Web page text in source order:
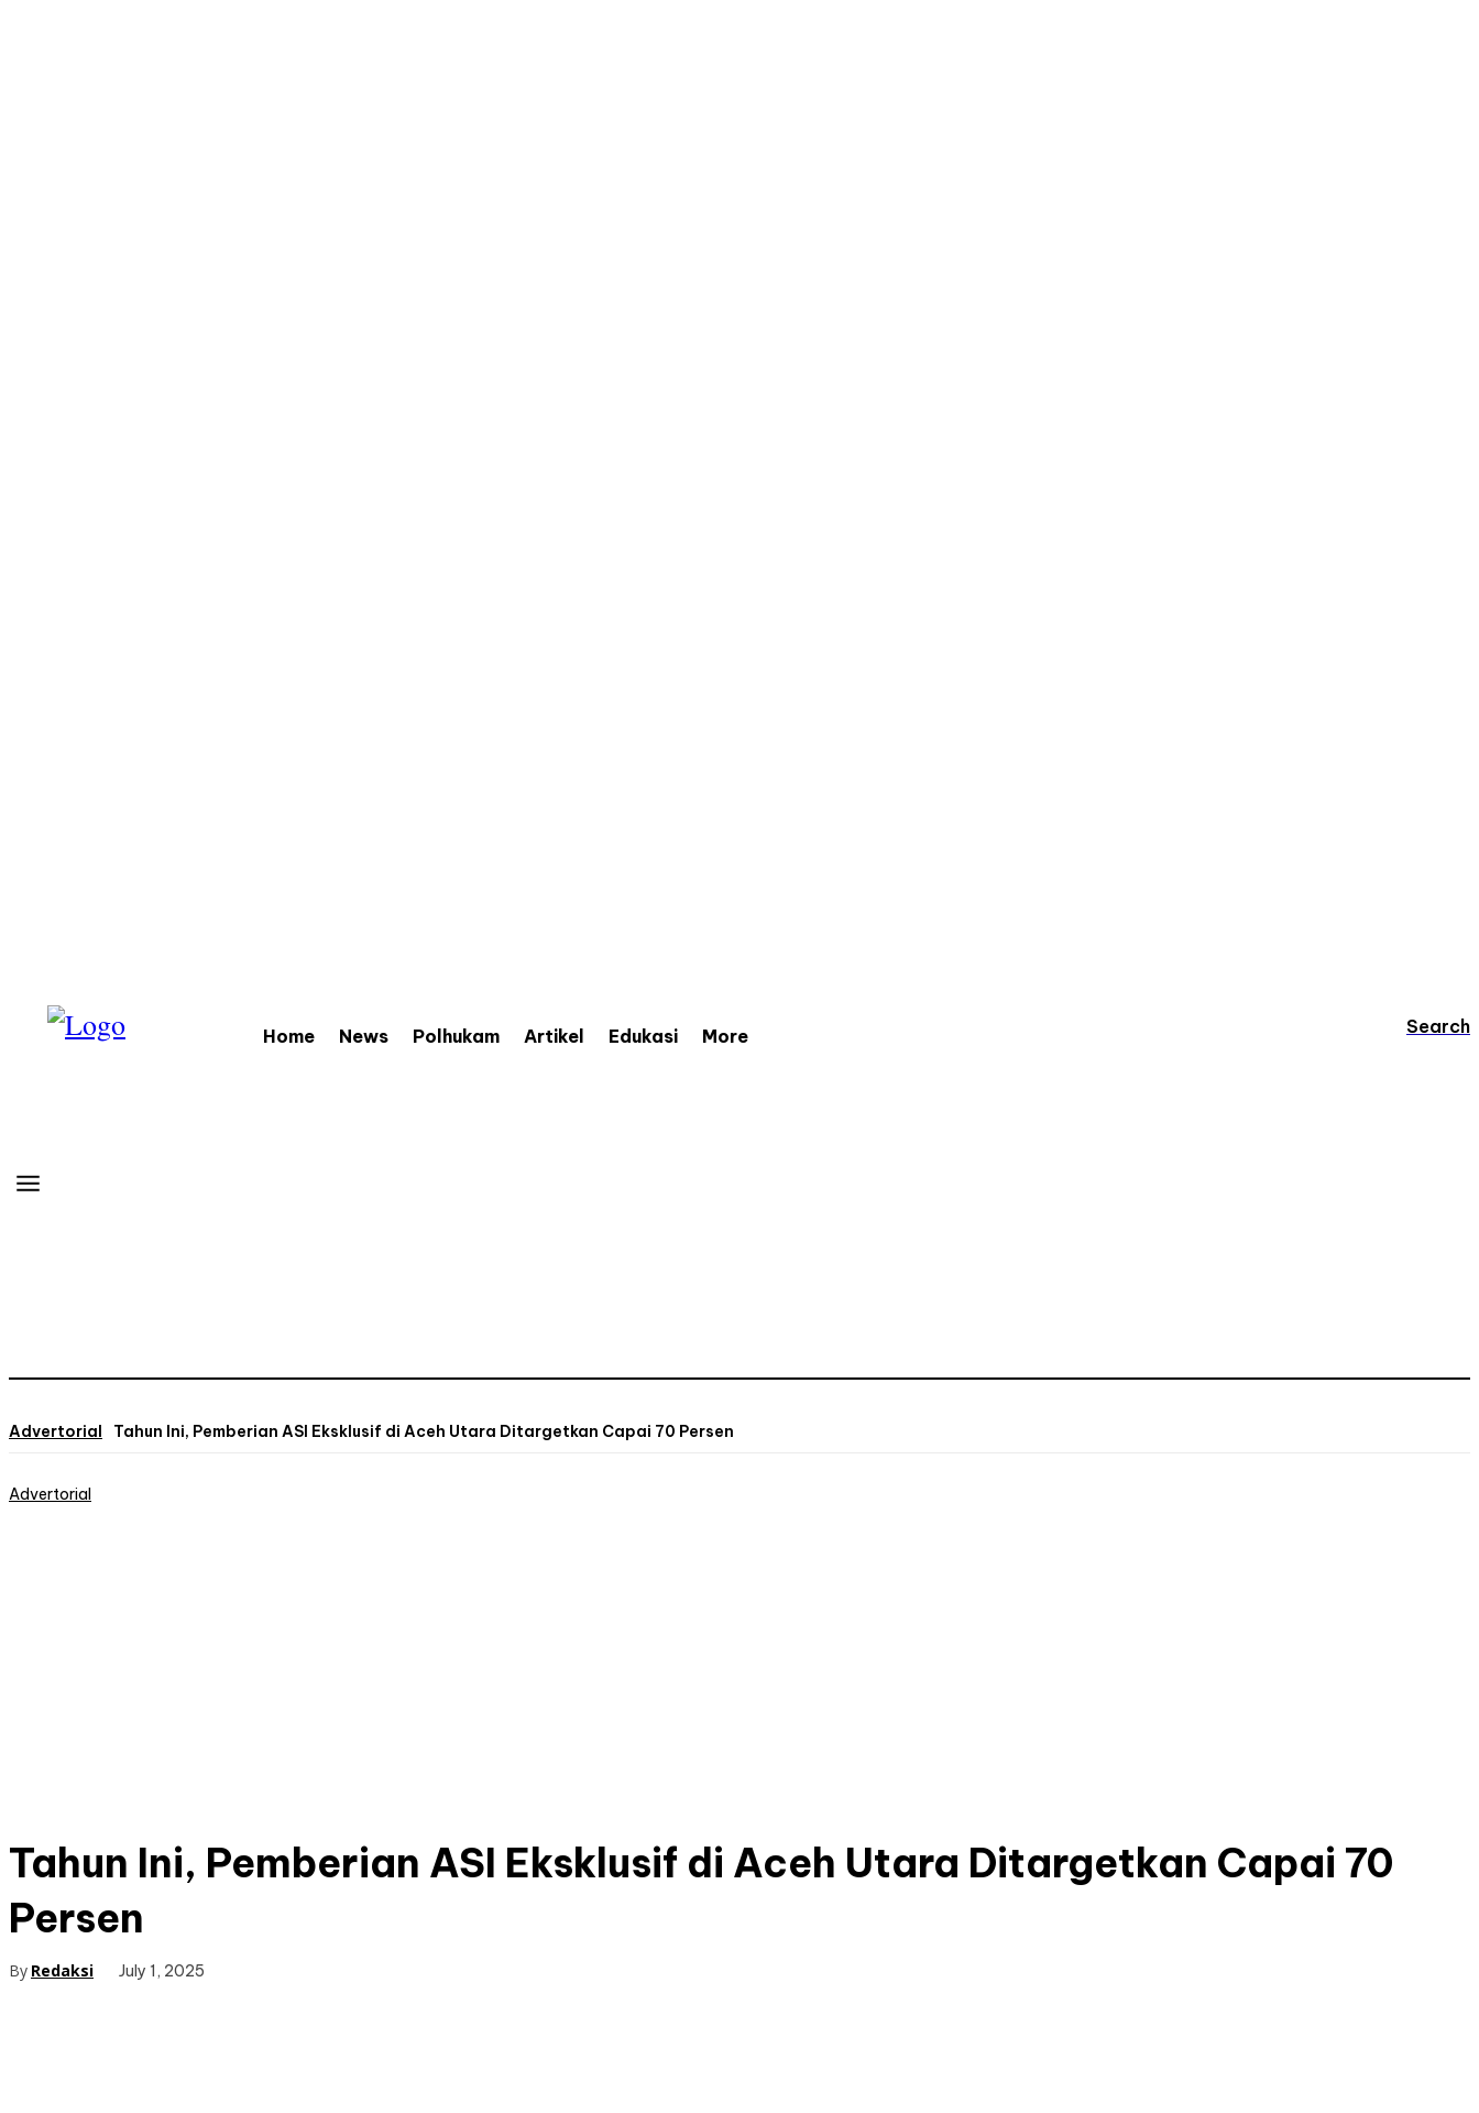
Home News Polhukam Artikel Edukasi More Search
Advertorial Tahun Ini, Pemberian ASI Eksklusif di Aceh Utara Ditargetkan Capai 70 Persen
Advertorial
Tahun Ini, Pemberian ASI Eksklusif di Aceh Utara Ditargetkan Capai 70
Persen
By Redaksi July 1, 2025